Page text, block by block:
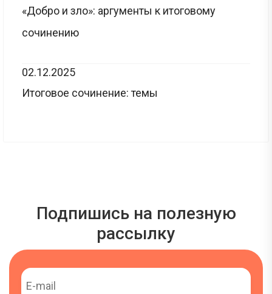
«Добро и зло»: аргументы к итоговому
сочинению
02.12.2025
Итоговое сочинение: темы
Подпишись на полезную
рассылку